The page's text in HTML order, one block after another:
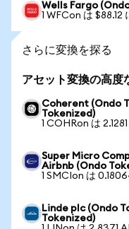
Wells Fargo
1 WFCon は $88.12
さらに変換を探る
アセット変換の高度
Coherent (Ondo
Tokenized)
1 COHRon は
Super Micro
Airbnb (Ondo
1 SMCIon は
Linde plc (Ondo
Tokenized)